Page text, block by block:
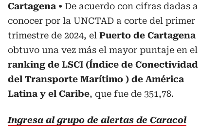
Cartagena
De acuerdo con cifras dadas a
conocer por la UNCTAD a corte del primer
trimestre de 2024, el Puerto de Cartagena
obtuvo una vez más el mayor puntaje en el
ranking de LSCI (Índice de Conectividad
del Transporte Marítimo ) de América
Latina y el Caribe, que fue de 351,78.
Ingresa al grupo de alertas de Caracol